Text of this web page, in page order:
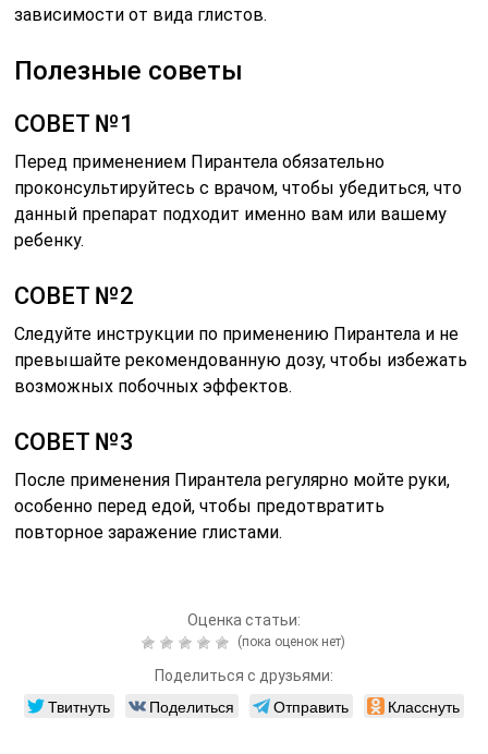
зависимости от вида глистов.
Полезные советы
СОВЕТ №1
Перед применением Пирантела обязательно
проконсультируйтесь с врачом, чтобы убедиться, что
данный препарат подходит именно вам или вашему
ребенку.
СОВЕТ №2
Следуйте инструкции по применению Пирантела и не
превышайте рекомендованную дозу, чтобы избежать
возможных побочных эффектов.
СОВЕТ №3
После применения Пирантела регулярно мойте руки,
особенно перед едой, чтобы предотвратить
повторное заражение глистами.
Оценка статьи:
(пока оценок нет)
Поделиться с друзьями:
Твитнуть Поделиться Отправить Класснуть